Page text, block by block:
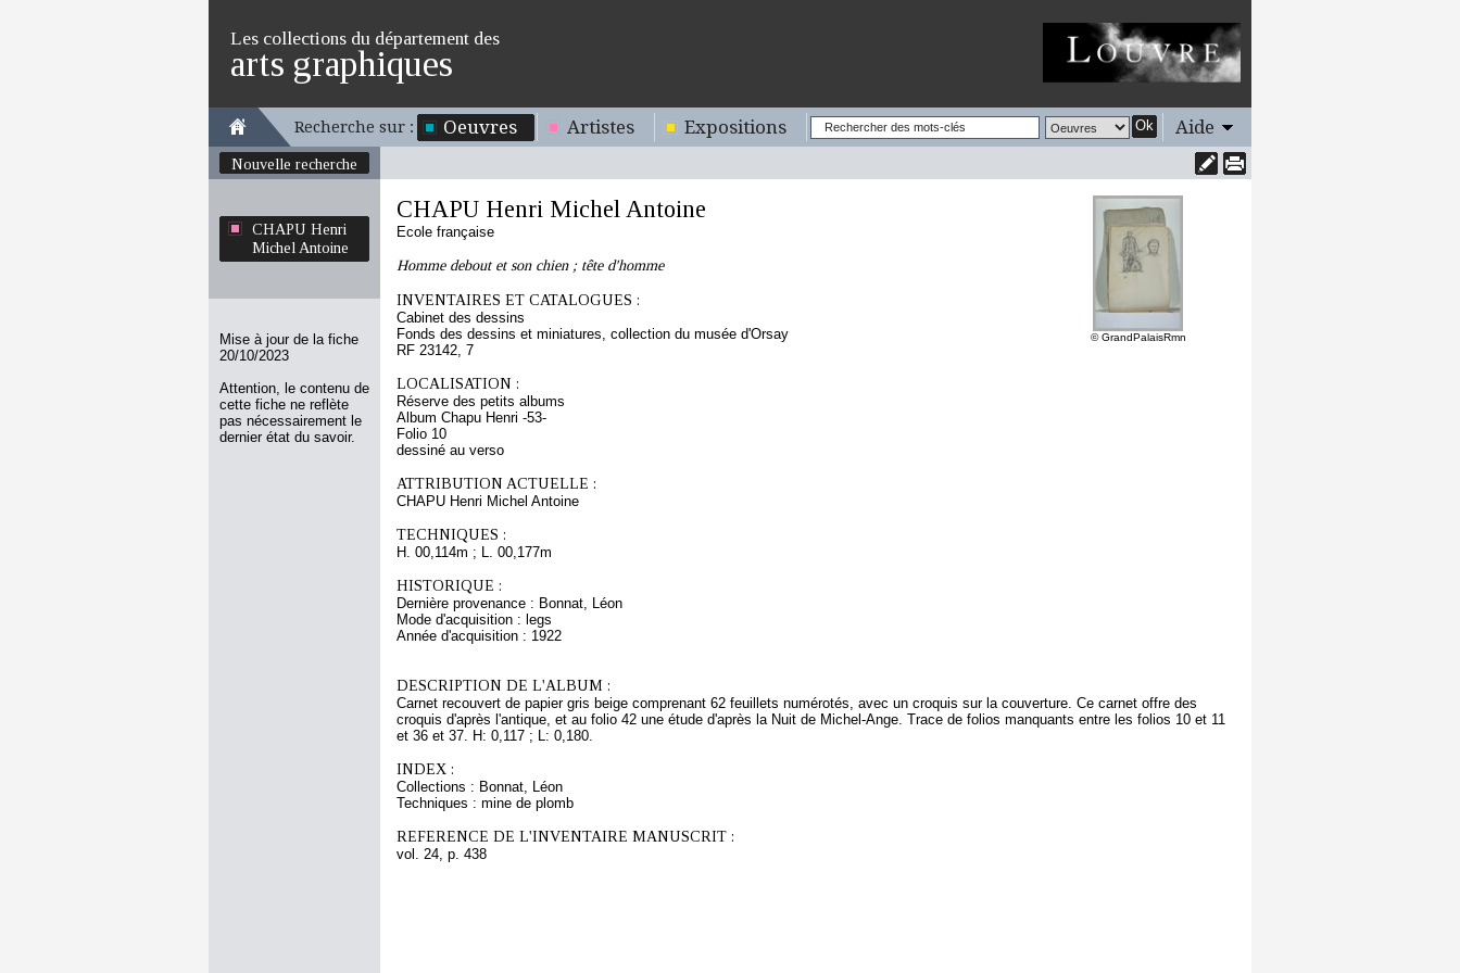
Les collections du département des
arts graphiques
Recherche sur : Oeuvres Artistes Expositions Ok Aide
Nouvelle recherche
CHAPU Henri
Michel Antoine
Mise à jour de la fiche
20/10/2023
Attention, le contenu de
cette fiche ne reflète
pas nécessairement le
dernier état du savoir.
© GrandPalaisRmn
CHAPU Henri Michel Antoine
Ecole française
Homme debout et son chien ; tête d'homme
INVENTAIRES ET CATALOGUES :
Cabinet des dessins
Fonds des dessins et miniatures, collection du musée d'Orsay
RF 23142, 7
LOCALISATION :
Réserve des petits albums
Album Chapu Henri -53-
Folio 10
dessiné au verso
ATTRIBUTION ACTUELLE :
CHAPU Henri Michel Antoine
TECHNIQUES :
H. 00,114m ; L. 00,177m
HISTORIQUE :
Dernière provenance : Bonnat, Léon
Mode d'acquisition : legs
Année d'acquisition : 1922
DESCRIPTION DE L'ALBUM :
Carnet recouvert de papier gris beige comprenant 62 feuillets numérotés, avec un croquis sur la couverture. Ce carnet offre des
croquis d'après l'antique, et au folio 42 une étude d'après la Nuit de Michel-Ange. Trace de folios manquants entre les folios 10 et 11
et 36 et 37. H: 0,117 ; L: 0,180.
INDEX :
Collections : Bonnat, Léon
Techniques : mine de plomb
REFERENCE DE L'INVENTAIRE MANUSCRIT :
vol. 24, p. 438